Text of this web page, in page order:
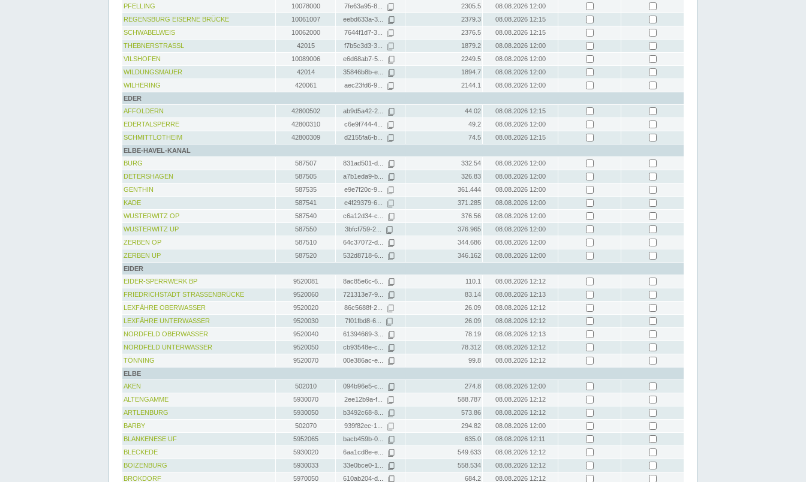
PFELLING
10078000 7fe63a95-8... 2305.5
08.08.2026 12:00
REGENSBURG EISERNE BRÜCKE
10061007 eebd633a-3... 2379.3
08.08.2026 12:15
SCHWABELWEIS
10062000 7644f1d7-3... 2376.5
08.08.2026 12:15
THEBNERSTRASSL
42015 f7b5c3d3-3... 1879.2
08.08.2026 12:00
VILSHOFEN
10089006 e6d68ab7-5... 2249.5
08.08.2026 12:00
WILDUNGSMAUER
42014 35846b8b-e... 1894.7
08.08.2026 12:00
WILHERING
420061 aec23fd6-9... 2144.1
08.08.2026 12:00
EDER
AFFOLDERN
42800502 ab9d5a42-2... 44.02
08.08.2026 12:15
EDERTALSPERRE
42800310 c6e9f744-4... 49.2
08.08.2026 12:00
SCHMITTLOTHEIM
42800309 d2155fa6-b... 74.5
08.08.2026 12:15
ELBE-HAVEL-KANAL
BURG
587507 831ad501-d... 332.54
08.08.2026 12:00
DETERSHAGEN
587505 a7b1eda9-b... 326.83
08.08.2026 12:00
GENTHIN
587535 e9e7f20c-9... 361.444
08.08.2026 12:00
KADE
587541 e4f29379-6... 371.285
08.08.2026 12:00
WUSTERWITZ OP
587540 c6a12d34-c... 376.56
08.08.2026 12:00
WUSTERWITZ UP
587550 3bfcf759-2... 376.965
08.08.2026 12:00
ZERBEN OP
587510 64c37072-d... 344.686
08.08.2026 12:00
ZERBEN UP
587520 532d8718-6... 346.162
08.08.2026 12:00
EIDER
EIDER-SPERRWERK BP
9520081 8ac85e6c-6... 110.1
08.08.2026 12:12
FRIEDRICHSTADT STRASSENBRÜCKE
9520060 721313e7-9... 83.14
08.08.2026 12:13
LEXFÄHRE OBERWASSER
9520020 86c5688f-2... 26.09
08.08.2026 12:12
LEXFÄHRE UNTERWASSER
9520030 7f01fbd8-6... 26.09
08.08.2026 12:12
NORDFELD OBERWASSER
9520040 61394669-3... 78.19
08.08.2026 12:13
NORDFELD UNTERWASSER
9520050 cb93548e-c... 78.312
08.08.2026 12:12
TÖNNING
9520070 00e386ac-e... 99.8
08.08.2026 12:12
ELBE
AKEN
502010 094b96e5-c... 274.8
08.08.2026 12:00
ALTENGAMME
5930070 2ee12b9a-f... 588.787
08.08.2026 12:12
ARTLENBURG
5930050 b3492c68-8... 573.86
08.08.2026 12:12
BARBY
502070 939f82ec-1... 294.82
08.08.2026 12:00
BLANKENESE UF
5952065 bacb459b-0... 635.0
08.08.2026 12:11
BLECKEDE
5930020 6aa1cd8e-e... 549.633
08.08.2026 12:12
BOIZENBURG
5930033 33e0bce0-1... 558.534
08.08.2026 12:12
BROKDORF
5970050 610ab204-d... 684.2
08.08.2026 12:12